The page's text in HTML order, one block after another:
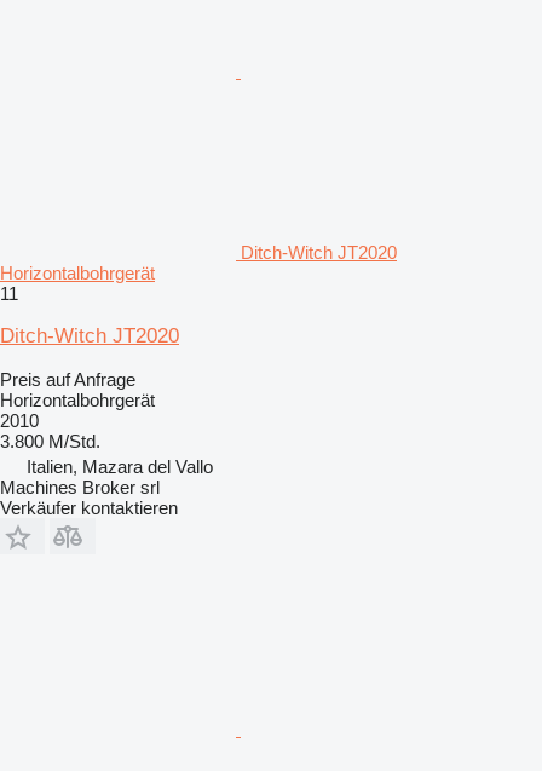
Ditch-Witch JT2020
Horizontalbohrgerät
11
Ditch-Witch JT2020
Preis auf Anfrage
Horizontalbohrgerät
2010
3.800 M/Std.
Italien, Mazara del Vallo
Machines Broker srl
Verkäufer kontaktieren